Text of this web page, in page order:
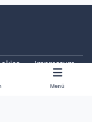
Impressum
Invision Community
Menü